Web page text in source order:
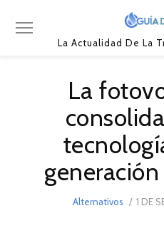
La Actualidad De La
La
Alternativos 1 DE